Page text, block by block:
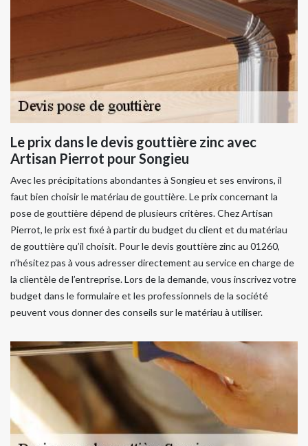
Le prix dans le devis gouttière zinc avec
Artisan Pierrot pour Songieu
Avec les précipitations abondantes à Songieu et ses environs, il
faut bien choisir le matériau de gouttière. Le prix concernant la
pose de gouttière dépend de plusieurs critères. Chez Artisan
Pierrot, le prix est fixé à partir du budget du client et du matériau
de gouttière qu’il choisit. Pour le devis gouttière zinc au 01260,
n’hésitez pas à vous adresser directement au service en charge de
la clientèle de l’entreprise. Lors de la demande, vous inscrivez votre
budget dans le formulaire et les professionnels de la société
peuvent vous donner des conseils sur le matériau à utiliser.